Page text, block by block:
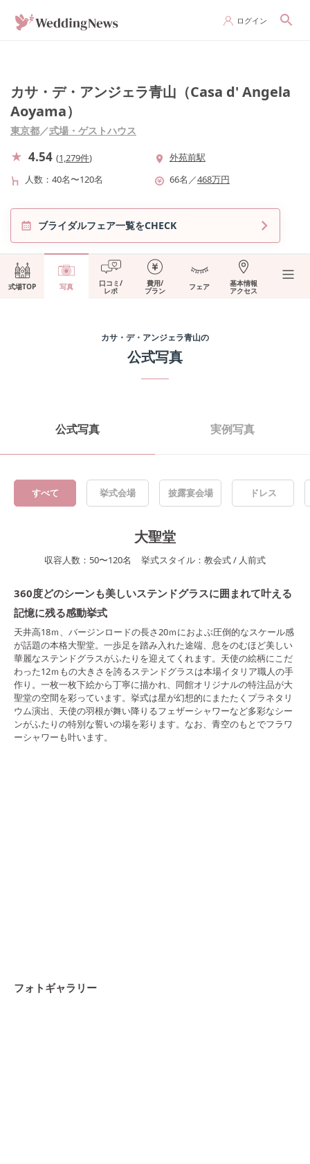
ログイン
カサ・デ・アンジェラ青山（Casa d' Angela
Aoyama）
東京都／式場・ゲストハウス
4.54 (1,279件)
外苑前駅
人数
40名〜120名 66名 ／468万円
ブライダルフェア一覧をCHECK
式場TOP 写真 口コミ/
レポ
費用/
プラン フェア 基本情報
アクセス
カサ・デ・アンジェラ青山の
公式写真
公式写真 実例写真
すべて 挙式会場 披露宴会場 ドレス
大聖堂
収容人数： 50〜120名 挙式スタイル： 教会式/ 人前式
360度どのシーンも美しいステンドグラスに囲まれて叶える
記憶に残る感動挙式
天井高18ｍ、バージンロードの長さ20ｍにおよぶ圧倒的なスケール感
が話題の本格大聖堂。一歩足を踏み入れた途端、息をのむほど美しい
華麗なステンドグラスがふたりを迎えてくれます。天使の絵柄にこだ
わった12ｍもの大きさを誇るステンドグラスは本場イタリア職人の手
作り。一枚一枚下絵から丁寧に描かれ、同館オリジナルの特注品が大
聖堂の空間を彩っています。挙式は星が幻想的にまたたくプラネタリ
ウム演出、天使の羽根が舞い降りるフェザーシャワーなど多彩なシー
ンがふたりの特別な誓いの場を彩ります。なお、青空のもとでフラワ
ーシャワーも叶います。
フォトギャラリー